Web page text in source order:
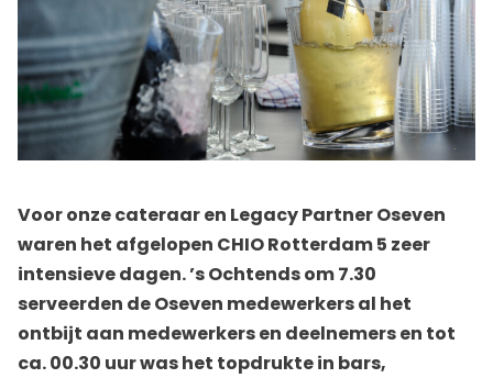
Voor onze cateraar en Legacy Partner Oseven
waren het afgelopen CHIO Rotterdam 5 zeer
intensieve dagen. ’s Ochtends om 7.30
serveerden de Oseven medewerkers al het
ontbijt aan medewerkers en deelnemers en tot
ca. 00.30 uur was het topdrukte in bars,